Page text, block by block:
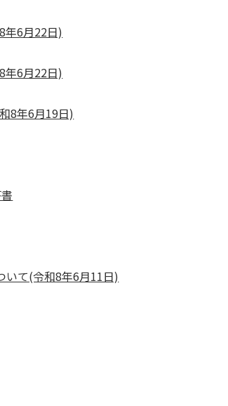
年6月22日)
年6月22日)
8年6月19日)
いて(令和8年6月11日)